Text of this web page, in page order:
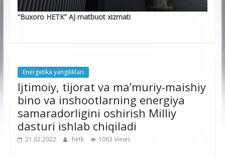
“Buxoro HETK” AJ matbuot xizmati
Energetika yangiliklari
Ijtimoiy, tijorat va ma’muriy-maishiy
bino va inshootlarning energiya
samaradorligini oshirish Milliy
dasturi ishlab chiqiladi
21.02.2022 hetk 1063 Views